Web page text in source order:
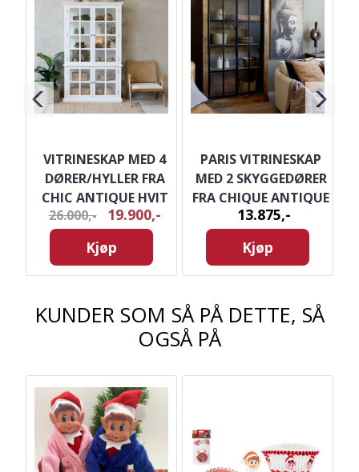
VITRINESKAP MED 4
DØRER/HYLLER FRA
CHIC ANTIQUE HVIT
26.000,-
19.900,-
Kjøp
PARIS VITRINESKAP
MED 2 SKYGGEDØRER
FRA CHIQUE ANTIQUE
13.875,-
Kjøp
KUNDER SOM SÅ PÅ DETTE, SÅ
OGSÅ PÅ